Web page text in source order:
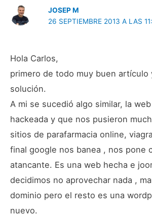
JOSEP M
26 SEPTIEMBRE 2013 A LAS
Hola Carlos,
primero de todo muy buen artículo
solución.
A mi se sucedió algo similar, la
hackeada y que nos pusieron
sitios de parafarmacia online,
final google nos banea , nos pone
atancante. Es una web hecha e
decidimos no aprovechar nada ,
dominio pero el resto es una
nuevo.